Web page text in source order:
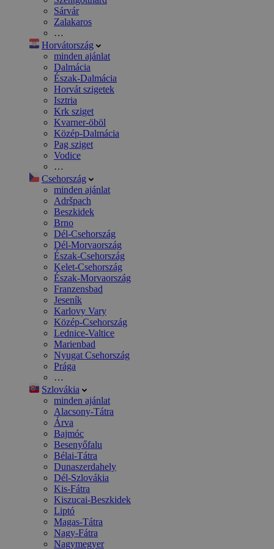
Sárvár
Zalakaros
…
Horvátország
minden ajánlat
Dalmácia
Észak-Dalmácia
Horvát szigetek
Isztria
Krk sziget
Kvarner-öböl
Közép-Dalmácia
Pag sziget
Vodice
…
Csehország
minden ajánlat
Adršpach
Beszkidek
Brno
Dél-Csehország
Dél-Morvaország
Észak-Csehország
Kelet-Csehország
Észak-Morvaország
Franzensbad
Jeseník
Karlovy Vary
Közép-Csehország
Lednice-Valtice
Marienbad
Nyugat Csehország
Prága
…
Szlovákia
minden ajánlat
Alacsony-Tátra
Árva
Bajmóc
Besenyőfalu
Bélai-Tátra
Dunaszerdahely
Dél-Szlovákia
Kis-Fátra
Kiszucai-Beszkidek
Liptó
Magas-Tátra
Nagy-Fátra
Nagymegyer